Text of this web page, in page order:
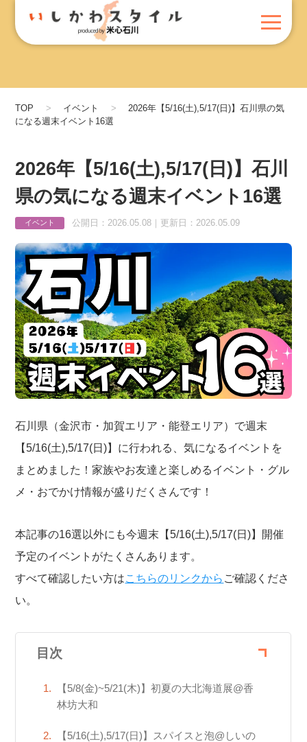
TOP イベント
2026年【5/16(土),5/17(日)】石川県の気
になる週末イベント16選
2026年【5/16(土),5/17(日)】石川
県の気になる週末イベント16選
イベント 公開日：2026.05.08｜更新日：2026.05.09
石川県（金沢市・加賀エリア・能登エリア）で週末
【5/16(土),5/17(日)】に行われる、気になるイベントを
まとめました！家族やお友達と楽しめるイベント・グル
メ・おでかけ情報が盛りだくさんです！
本記事の16選以外にも今週末【5/16(土),5/17(日)】開催
予定のイベントがたくさんあります。
すべて確認したい方はこちらのリンクから ご確認くださ
い。
目次
【5/8(金)~5/21(木)】初夏の大北海道展@香
林坊大和
【5/16(土),5/17(日)】スパイスと泡@しいの